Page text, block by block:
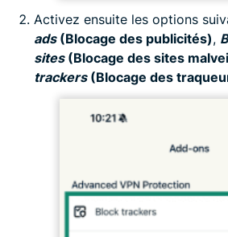
Activez ensuite les options
ads(Blocage des publicités),
sites(Blocage des sites
trackers(Blocage des